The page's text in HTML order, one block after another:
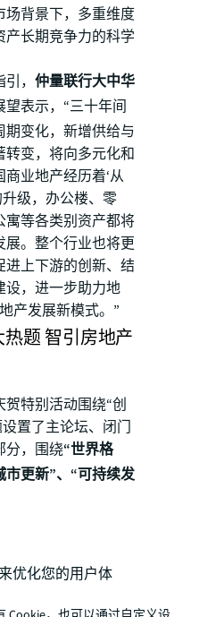
场背景下，多重维度
产长期竞争力的科学
， 仲量联行大中华
望表示，“三十年间
变化，新增供给与
变，将向多元化和
业地产经历着‘从
升级，办公楼、零
寓等各类别资产都将
。整个行业也将更
上下游的创新、结
设，进一步助力地
产发展新模式。”
题 智引房地产
特别活动围绕“创
置了主论坛、闭门
分，围绕“世界格
市更新”、“可持续发
心议题
和转型路径，分享
经济学家深刻洞察
优化您的用户体